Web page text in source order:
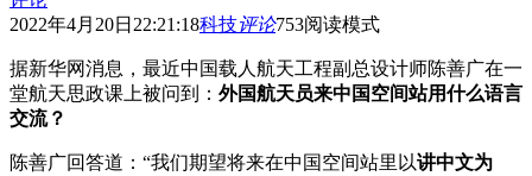
2022年4月20日22:21:18科技评论753阅读模式
据新华网消息，最近中国载人航天工程副总设计师陈善广在一
堂航天思政课上被问到： 外国航天员来中国空间站用什么语言
交流？
陈善广回答道：“我们期望将来在中国空间站里以讲中文为